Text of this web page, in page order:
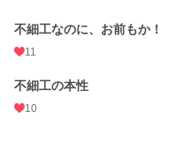
年間ポイント
累計ポイント 16,025 pt (78,803 位)
不細工なのに、お前もか！
11
不細工の本性
10